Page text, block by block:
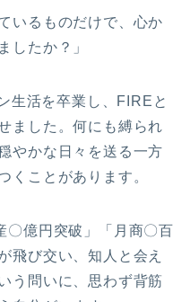
いるものだけで、心か
したか？」
生活を卒業し、FIREと
ました。何にも縛られ
やかな日々を送る一方
くことがあります。
〇億円突破」「月商〇百
飛び交い、知人と会え
う問いに、思わず背筋